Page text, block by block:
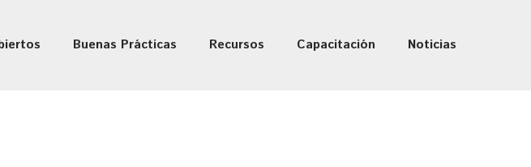
Buenas Prácticas Recursos Capacitación Noticias